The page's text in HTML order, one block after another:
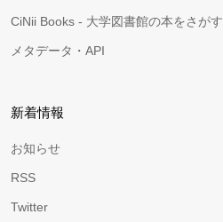
CiNii Books - 大学図書館の本をさがす
メタデータ・API
新着情報
お知らせ
RSS
Twitter